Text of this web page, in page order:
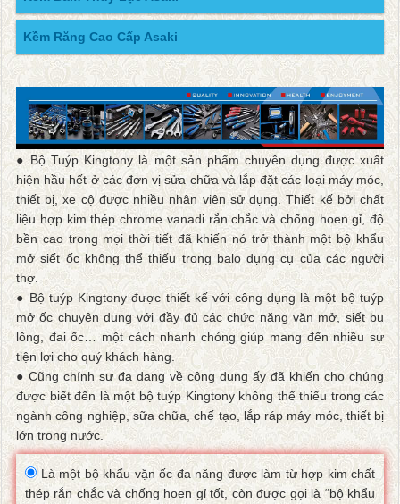
Kềm Răng Cao Cấp Asaki
● Bộ Tuýp Kingtony là một sản phẩm chuyên dụng được xuất
hiện hầu hết ở các đơn vị sửa chữa và lắp đặt các loại máy móc,
thiết bị, xe cộ được nhiều nhân viên sử dụng. Thiết kế bởi chất
liệu hợp kim thép chrome vanadi rắn chắc và chống hoen gỉ, độ
bền cao trong mọi thời tiết đã khiến nó trở thành một bộ khẩu
mở siết ốc không thể thiếu trong balo dụng cụ của các người
thợ.
● Bộ tuýp Kingtony được thiết kế với công dụng là một bộ tuýp
mở ốc chuyên dụng với đầy đủ các chức năng vặn mở, siết bu
lông, đai ốc… một cách nhanh chóng giúp mang đến nhiều sự
tiện lợi cho quý khách hàng.
● Cũng chính sự đa dạng về công dụng ấy đã khiến cho chúng
được biết đến là một bộ tuýp Kingtony không thể thiếu trong các
ngành công nghiệp, sữa chữa, chế tạo, lắp ráp máy móc, thiết bị
lớn trong nước.
Là một bộ khẩu vặn ốc đa năng được làm từ hợp kim chất
thép rắn chắc và chống hoen gỉ tốt, còn được gọi là “bộ khẩu